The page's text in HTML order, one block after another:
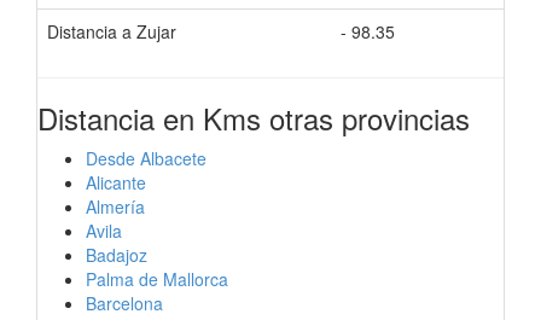
Distancia a Zujar
- 98.35
Distancia en Kms otras provincias
Desde Albacete
Alicante
Almería
Avila
Badajoz
Palma de Mallorca
Barcelona